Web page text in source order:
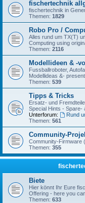
fischertechnik
fischertechnik in
Themen: 1829
Robo Pro /
Alles rund um TX(T)
Computing using
Themen: 2116
Modellideen & -
Fussballroboter,
Modellideas &-
Themen: 539
Tipps & Tricks
Ersatz- und
Special Hints - Spare-
Unterforum:
Rund
Themen: 561
Community-
Community-Firmware
Themen: 355
Biete
Hier könnt Ihr Eure
Offering - here you
Themen: 633